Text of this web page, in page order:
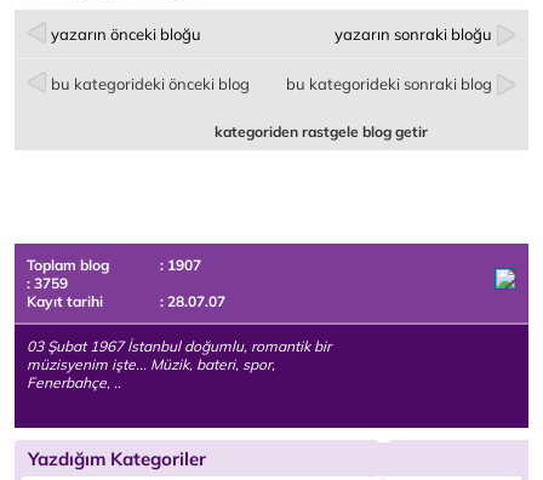
yazarın önceki bloğu yazarın sonraki bloğu
bu kategorideki önceki blog bu kategorideki sonraki blog
kategoriden rastgele blog getir
Toplam blog
: 1907
: 3759
Kayıt tarihi
: 28.07.07
03 Şubat 1967 İstanbul doğumlu, romantik bir
müzisyenim işte... Müzik, bateri, spor,
Fenerbahçe, ..
Yazdığım Kategoriler